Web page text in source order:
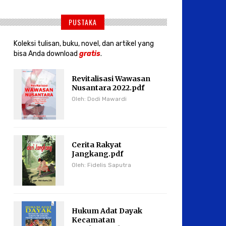
PUSTAKA
Koleksi tulisan, buku, novel, dan artikel yang
bisa Anda download gratis.
Revitalisasi Wawasan
Nusantara 2022.pdf
Oleh: Dodi Mawardi
Cerita Rakyat
Jangkang.pdf
Oleh: Fidelis Saputra
Hukum Adat Dayak
Kecamatan